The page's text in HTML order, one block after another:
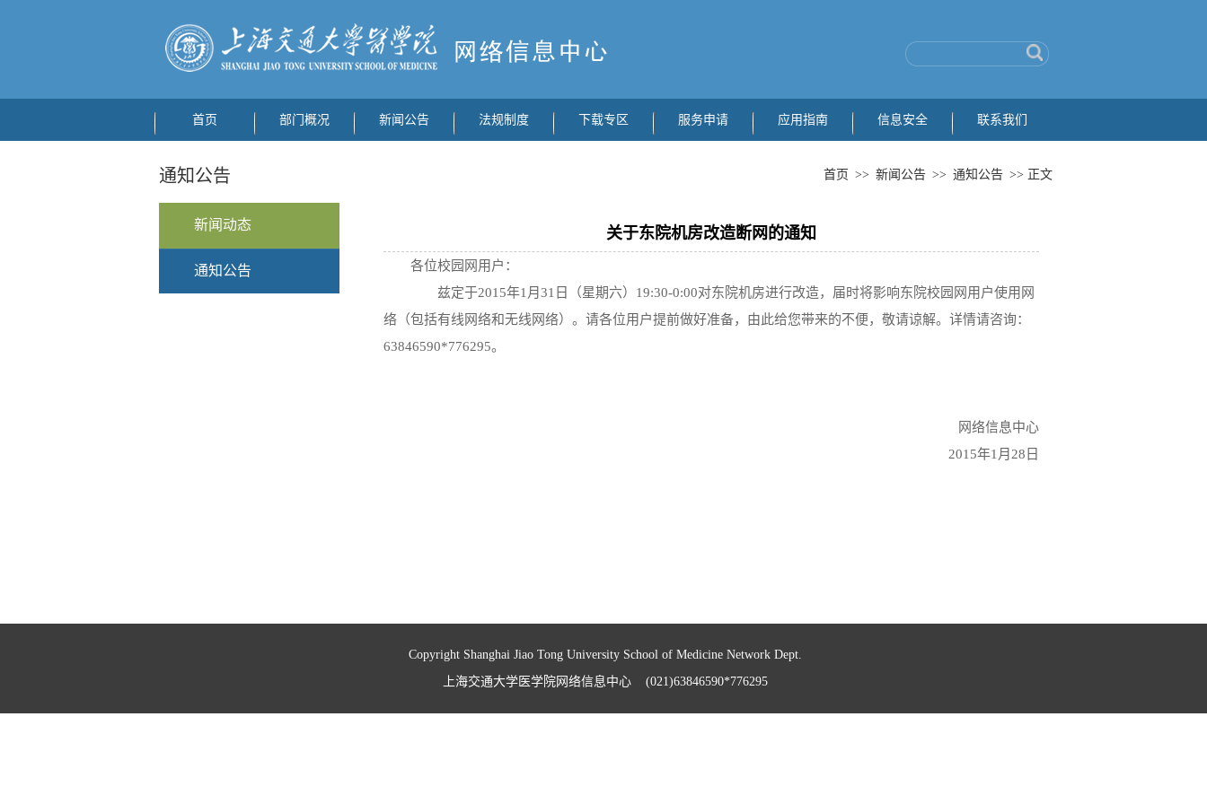
首页 部门概况 新闻公告 法规制度 下载专区 服务申请 应用指南 信息安全 联系我们
通知公告 首页 >> 新闻公告 >> 通知公告 >> 正文
新闻动态
通知公告
关于东院机房改造断网的通知
各位校园网用户：
兹定于2015年1月31日（星期六）19:30-0:00对东院机房进行改造，届时将影响东院校园网用户使用网
络（包括有线网络和无线网络）。请各位用户提前做好准备，由此给您带来的不便，敬请谅解。详情请咨询：
63846590*776295。
网络信息中心
2015年1月28日
Copyright Shanghai Jiao Tong University School of Medicine Network Dept.
上海交通大学医学院网络信息中心 (021)63846590*776295